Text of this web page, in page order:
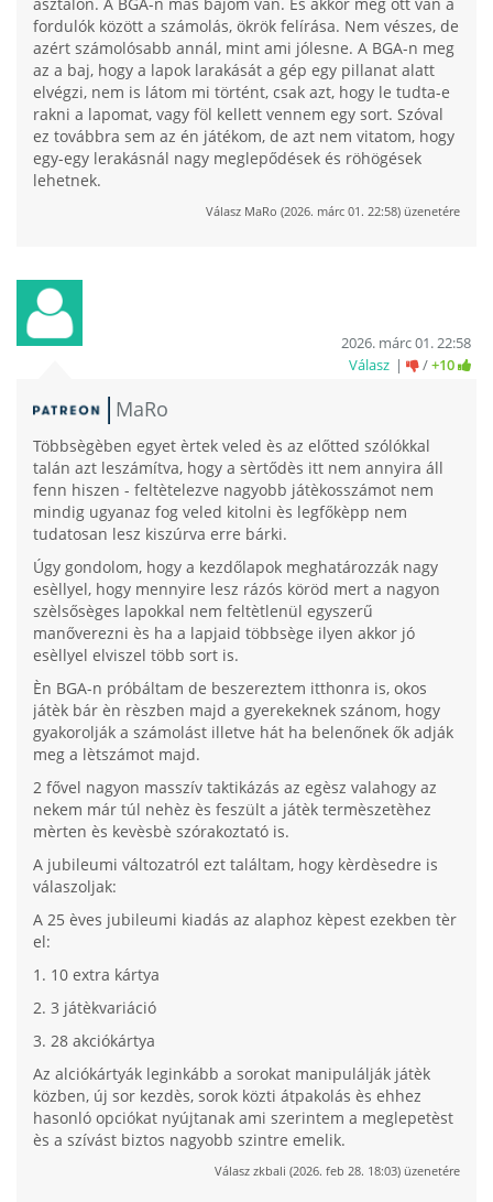
fordulók között a számolás, ökrök felírása. Nem vészes, de
azért számolósabb annál, mint ami jólesne. A BGA-n meg
az a baj, hogy a lapok larakását a gép egy pillanat alatt
elvégzi, nem is látom mi történt, csak azt, hogy le tudta-e
rakni a lapomat, vagy föl kellett vennem egy sort. Szóval
ez továbbra sem az én játékom, de azt nem vitatom, hogy
egy-egy lerakásnál nagy meglepődések és röhögések
lehetnek.
Válasz MaRo (2026. márc 01. 22:58) üzenetére
MaRo
2026. márc 01. 22:58
Válasz
/+10
Többsègèben egyet èrtek veled ès az előtted szólókkal
talán azt leszámítva, hogy a sèrtődès itt nem annyira áll
fenn hiszen - feltètelezve nagyobb játèkosszámot nem
mindig ugyanaz fog veled kitolni ès legfőkèpp nem
tudatosan lesz kiszúrva erre bárki.
Úgy gondolom, hogy a kezdőlapok meghatározzák nagy
esèllyel, hogy mennyire lesz rázós köröd mert a nagyon
szèlsősèges lapokkal nem feltètlenül egyszerű
manőverezni ès ha a lapjaid többsège ilyen akkor jó
esèllyel elviszel több sort is.
Èn BGA-n próbáltam de beszereztem itthonra is, okos
játèk bár èn rèszben majd a gyerekeknek szánom, hogy
gyakorolják a számolást illetve hát ha belenőnek ők adják
meg a lètszámot majd.
2 fővel nagyon masszív taktikázás az egèsz valahogy az
nekem már túl nehèz ès feszült a játèk termèszetèhez
mèrten ès kevèsbè szórakoztató is.
A jubileumi változatról ezt találtam, hogy kèrdèsedre is
válaszoljak:
A 25 èves jubileumi kiadás az alaphoz kèpest ezekben tèr
el:
1. 10 extra kártya
2. 3 játèkvariáció
3. 28 akciókártya
Az alciókártyák leginkább a sorokat manipulálják játèk
közben, új sor kezdès, sorok közti átpakolás ès ehhez
hasonló opciókat nyújtanak ami szerintem a meglepetèst
ès a szívást biztos nagyobb szintre emelik.
Válasz zkbali (2026. feb 28. 18:03) üzenetére